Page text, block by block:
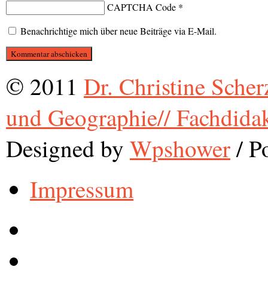
CAPTCHA Code *
Benachrichtige mich über neue Beiträge via E-Mail.
© 2011 Dr. Christine
und Geographie//
Designed by Wpshower/
Impressum